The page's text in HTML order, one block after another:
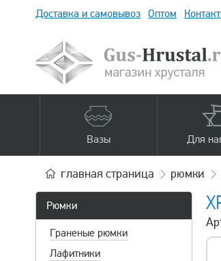
Доставка и самовывоз Оптом
Вазы Для
главная страница рюмки
Рюмки
Граненые рюмки
Лафитники